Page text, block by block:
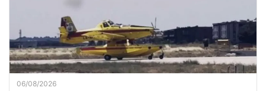
06/08/2026